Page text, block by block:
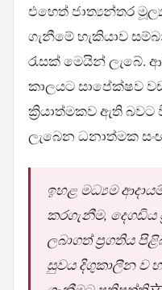
එහෙත් ජාත්‍යන්තර
ගැනීමේ හැකියාව
රැසක් මෙයින් ලැබේ.
කාලයට සාපේක්ෂව
ක්‍රියාත්මකව ඇති
ලැබෙන ධනාත්මක
ඉහළ මධ්‍යම
කරගැනීම, දෙගඩිය
ලබාගත් ප්‍රගතිය
සුවය දිගුකාලීන ව